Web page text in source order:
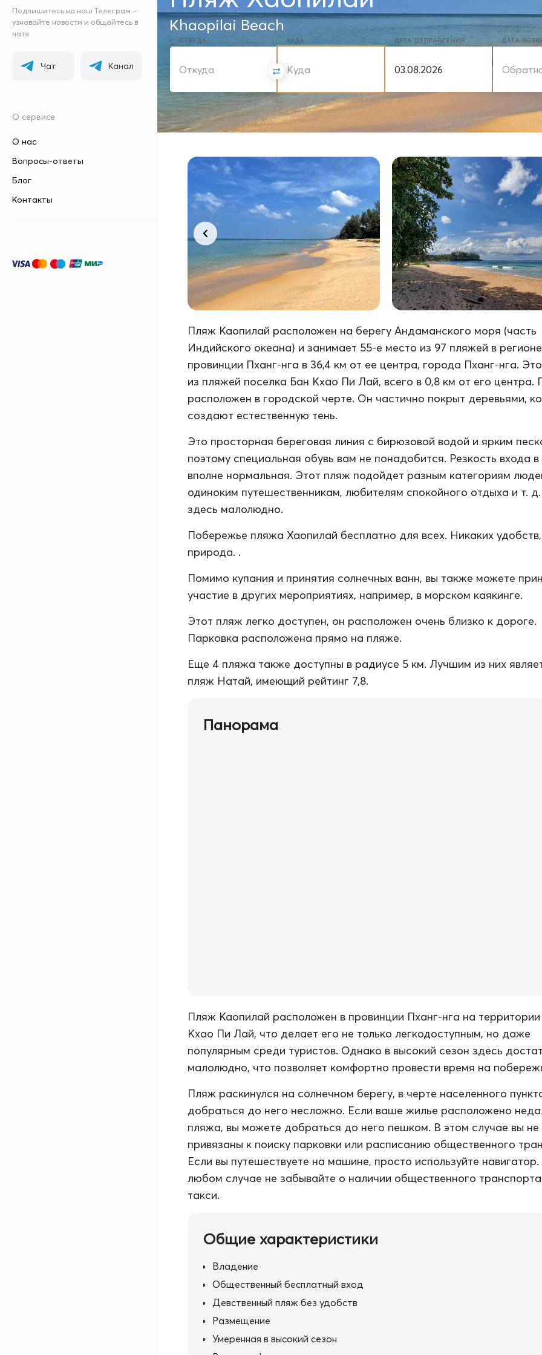
Подпишитесь на наш Телеграм –
узнавайте новости и общайтесь в
чате
Чат Канал
О сервисе
О нас
Вопросы-ответы
Блог
Контакты
Khaopilai Beach
ОТКУДА КУДА ДАТА ОТПРАВЛЕНИЯ ДАТА
Пляж Каопилай расположен на берегу Андаманского моря (часть
Индийского океана) и занимает 55-е место из 97 пляжей в регионе
провинции Пханг-нга в 36,4 км от ее центра, города Пханг-нга.
из пляжей поселка Бан Кхао Пи Лай, всего в 0,8 км от его центра.
расположен в городской черте. Он частично покрыт деревьями,
создают естественную тень.
Это просторная береговая линия с бирюзовой водой и ярким
поэтому специальная обувь вам не понадобится. Резкость входа в
вполне нормальная. Этот пляж подойдет разным категориям
одиноким путешественникам, любителям спокойного отдыха и т.
здесь малолюдно.
Побережье пляжа Хаопилай бесплатно для всех. Никаких удобств,
природа. .
Помимо купания и принятия солнечных ванн, вы также можете
участие в других мероприятиях, например, в морском каякинге.
Этот пляж легко доступен, он расположен очень близко к дороге.
Парковка расположена прямо на пляже.
Еще 4 пляжа также доступны в радиусе 5 км. Лучшим из них
пляж Натай, имеющий рейтинг 7,8.
Панорама
Пляж Каопилай расположен в провинции Пханг-нга на
Кхао Пи Лай, что делает его не только легкодоступным, но даже
популярным среди туристов. Однако в высокий сезон здесь
малолюдно, что позволяет комфортно провести время на
Пляж раскинулся на солнечном берегу, в черте населенного
добраться до него несложно. Если ваше жилье расположено
пляжа, вы можете добраться до него пешком. В этом случае вы не
привязаны к поиску парковки или расписанию общественного
Если вы путешествуете на машине, просто используйте навигатор.
любом случае не забывайте о наличии общественного
такси.
Общие характеристики
Владение
Общественный бесплатный вход
Девственный пляж без удобств
Размещение
Умеренная в высокий сезон